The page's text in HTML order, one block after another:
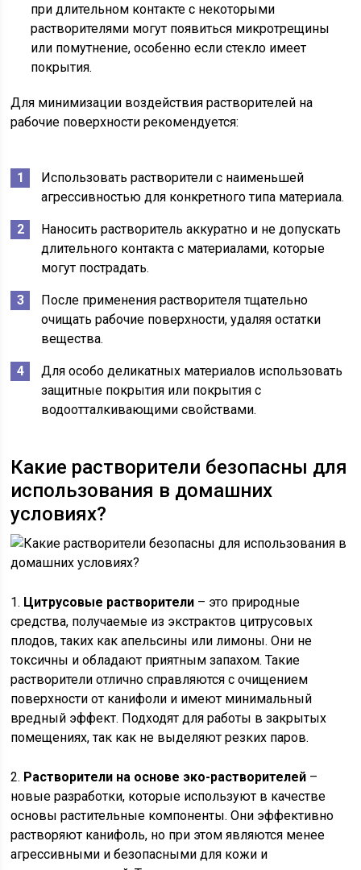
при длительном контакте с некоторыми
растворителями могут появиться микротрещины
или помутнение, особенно если стекло имеет
покрытия.
Для минимизации воздействия растворителей на
рабочие поверхности рекомендуется:
Использовать растворители с наименьшей
агрессивностью для конкретного типа материала.
Наносить растворитель аккуратно и не допускать
длительного контакта с материалами, которые
могут пострадать.
После применения растворителя тщательно
очищать рабочие поверхности, удаляя остатки
вещества.
Для особо деликатных материалов использовать
защитные покрытия или покрытия с
водоотталкивающими свойствами.
Какие растворители безопасны для
использования в домашних
условиях?
1. Цитрусовые растворители – это природные
средства, получаемые из экстрактов цитрусовых
плодов, таких как апельсины или лимоны. Они не
токсичны и обладают приятным запахом. Такие
растворители отлично справляются с очищением
поверхности от канифоли и имеют минимальный
вредный эффект. Подходят для работы в закрытых
помещениях, так как не выделяют резких паров.
2. Растворители на основе эко-растворителей –
новые разработки, которые используют в качестве
основы растительные компоненты. Они эффективно
растворяют канифоль, но при этом являются менее
агрессивными и безопасными для кожи и